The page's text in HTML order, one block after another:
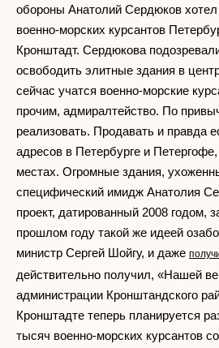
обороны Анатолий Сердюков
военно-морских курсантов
Кронштадт. Сердюкова
освободить элитные здания в
сейчас учатся военно-морские
прочим, адмиралтейство. По
реализовать. Продавать и правда
адресов в Петербурге и
местах. Огромные здания,
специфический имидж Анатолия
проект, датированный 2008 годом,
прошлом году такой же идеей
министр Сергей Шойгу, и даже
действительно получил, «Нашей
администрации Кронштандского
Кронштадте теперь планируется
тысяч военно-морских курсантов